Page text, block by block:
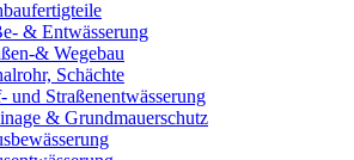
& Entwässerung
& Wegebau
Schächte
und Straßenentwässerung
& Grundmauerschutz